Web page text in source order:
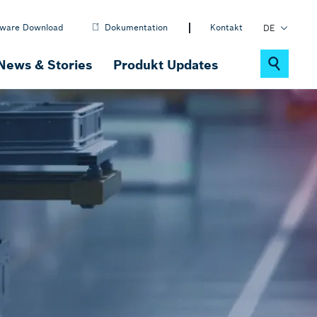
Download Dokumentation
Kontakt
EN
DE
PL
ctrlX MOTION
Motion-, Robotik- & CNC-Software
Nachhaltigkeit
& Stories Produkt Updates